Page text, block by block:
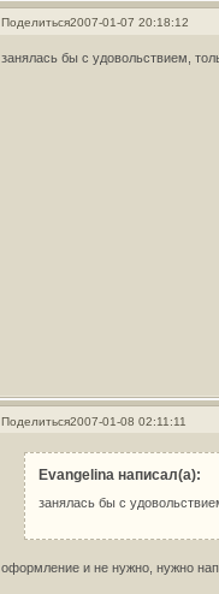
Поделиться2007-01-07 20:18:12
занялась бы с удовольствием,
Поделиться2007-01-08 02:11:11
Evangelina написал(а):
занялась бы с
оформление и не нужно, нужно